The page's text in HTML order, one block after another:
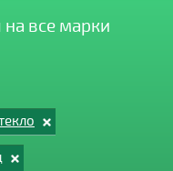
все марки